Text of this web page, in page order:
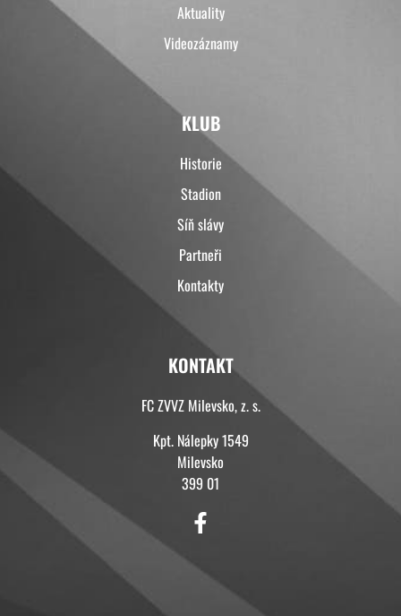
Aktuality
Videozáznamy
KLUB
Historie
Stadion
Síň slávy
Partneři
Kontakty
KONTAKT
FC ZVVZ Milevsko, z. s.
Kpt. Nálepky 1549
Milevsko
399 01